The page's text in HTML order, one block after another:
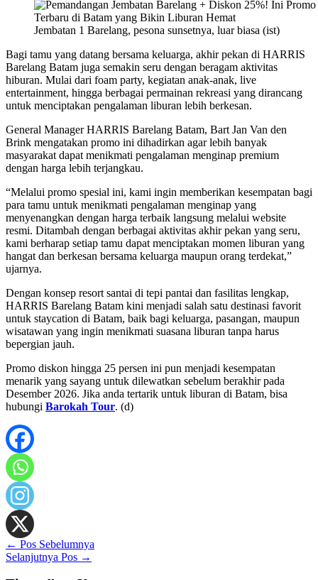
Jembatan 1 Barelang, pesona sunsetnya, luar biasa (ist)
Bagi tamu yang datang bersama keluarga, akhir pekan di HARRIS
Barelang Batam juga semakin seru dengan beragam aktivitas
hiburan. Mulai dari foam party, kegiatan anak-anak, live
entertainment, hingga berbagai permainan rekreasi yang dirancang
untuk menciptakan pengalaman liburan lebih berkesan.
General Manager HARRIS Barelang Batam, Bart Jan Van den
Brink mengatakan promo ini dihadirkan agar lebih banyak
masyarakat dapat menikmati pengalaman menginap premium
dengan harga lebih terjangkau.
“Melalui promo spesial ini, kami ingin memberikan kesempatan bagi
para tamu untuk menikmati pengalaman menginap yang
menyenangkan dengan harga terbaik langsung melalui website
resmi. Ditambah dengan berbagai aktivitas akhir pekan yang seru,
kami berharap setiap tamu dapat menciptakan momen liburan yang
hangat dan berkesan bersama keluarga maupun orang terdekat,”
ujarnya.
Dengan konsep resort santai di tepi pantai dan fasilitas lengkap,
HARRIS Barelang Batam kini menjadi salah satu destinasi favorit
untuk staycation di Batam, baik bagi keluarga, pasangan, maupun
wisatawan yang ingin menikmati suasana liburan tanpa harus
bepergian jauh.
Promo diskon hingga 25 persen ini pun menjadi kesempatan
menarik yang sayang untuk dilewatkan sebelum berakhir pada
Desember 2026. Jika anda tertarik untuk liburan di Batam, bisa
hubungi Barokah Tour. (d)
← Pos Sebelumnya
Selanjutnya Pos →